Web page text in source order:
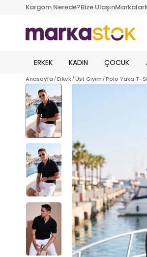
Kargom Nerede?Bize UlaşınMarkalar
ERKEK KADIN ÇOCUK
Anasayfa Erkek Üst Giyim Polo Yaka T-